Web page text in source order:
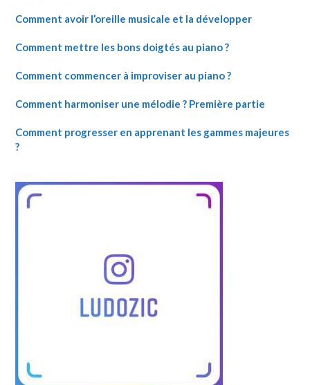
Comment avoir l’oreille musicale et la développer
Comment mettre les bons doigtés au piano ?
Comment commencer à improviser au piano ?
Comment harmoniser une mélodie ? Première partie
Comment progresser en apprenant les gammes majeures
?